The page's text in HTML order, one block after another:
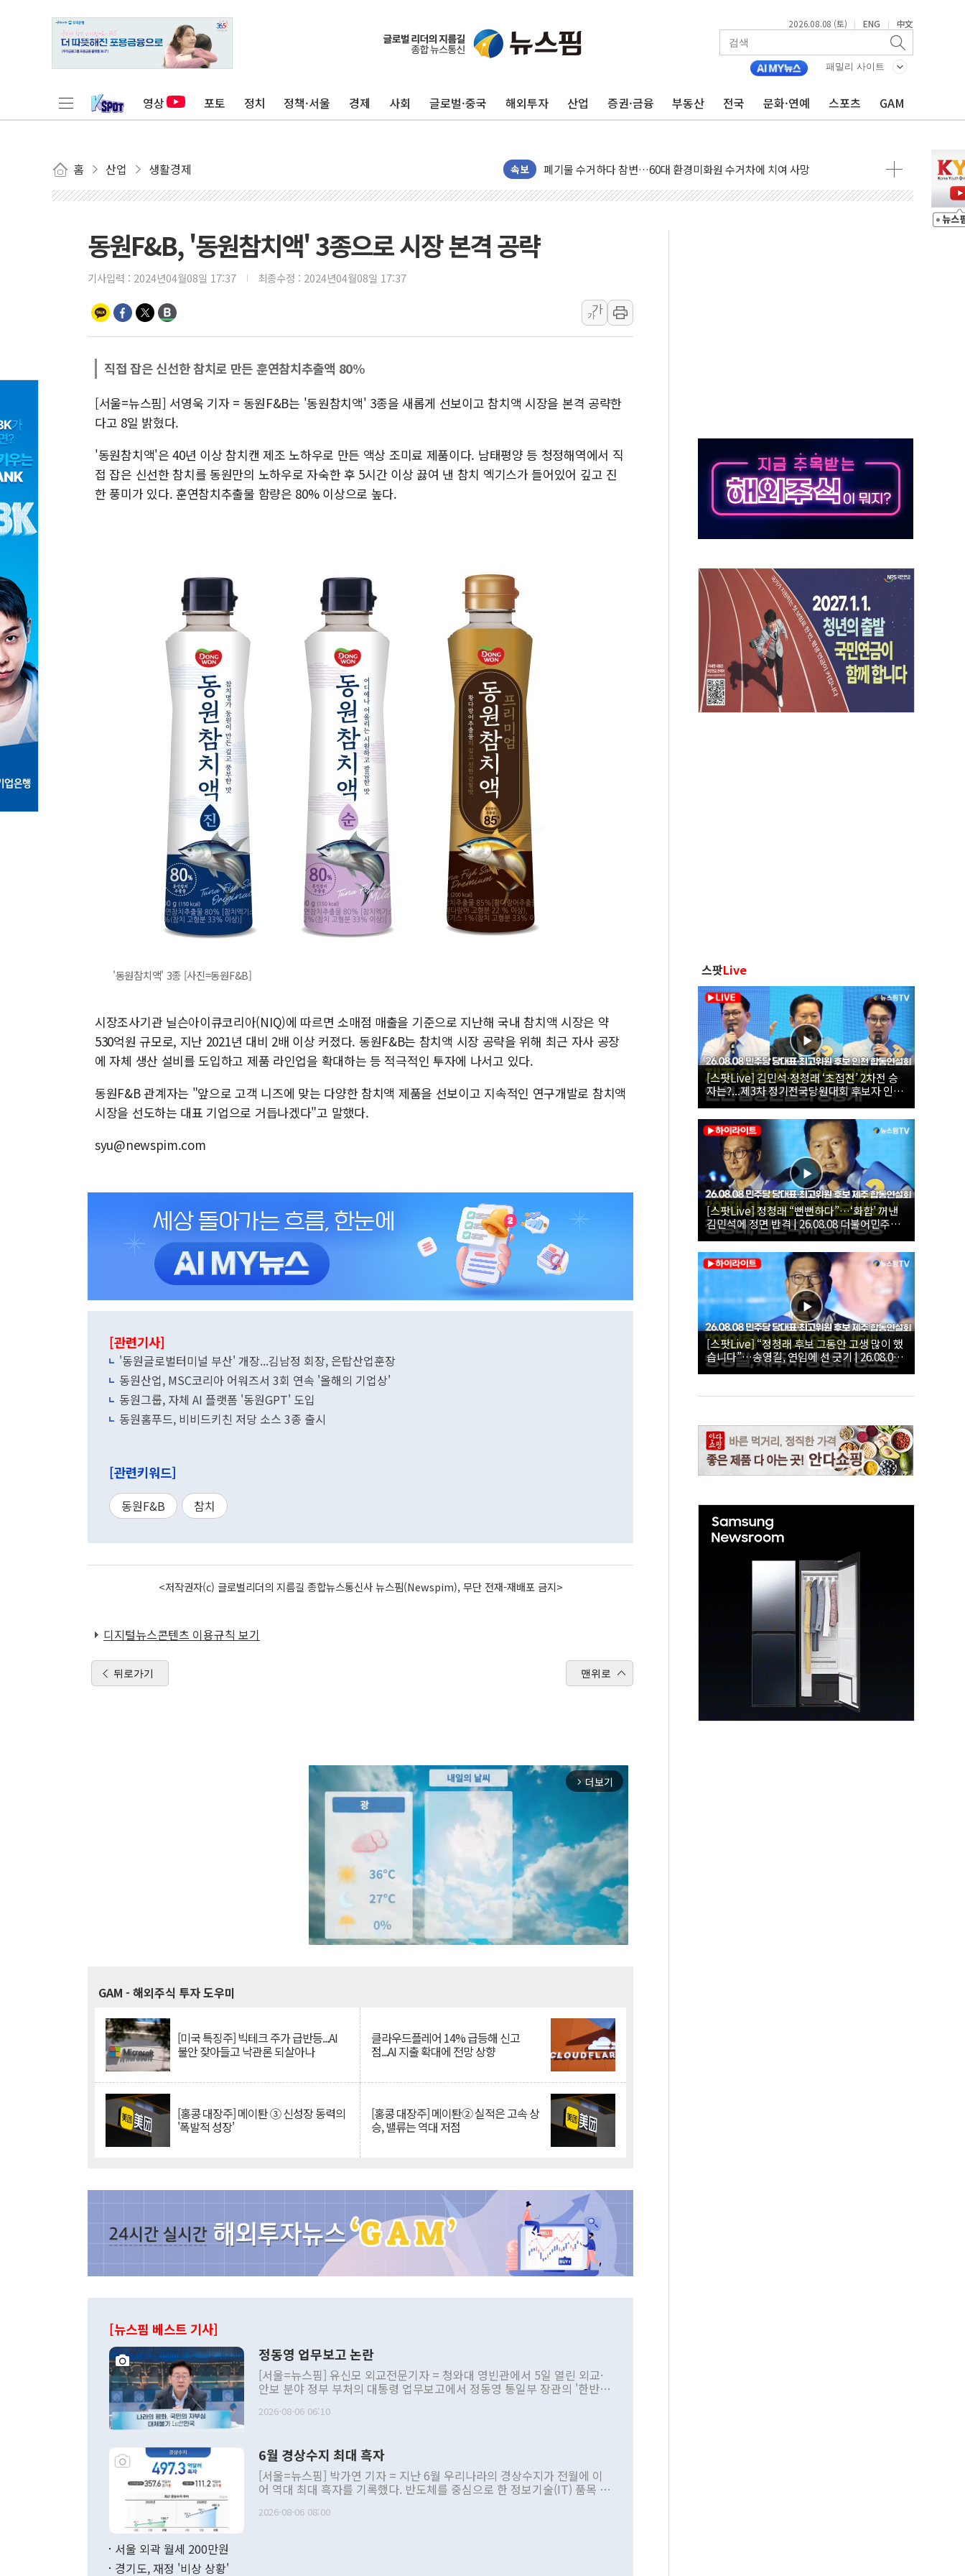
2026.08.08 (토) | ENG | 中文
패밀리 사이트
영상 포토 정치 정책·서울 경제 사회 글로벌·중국 해외투자 산업 증권·금융 부동산 전국 문화·연예 스포츠 GAM
홈 산업 생활경제 속보
美, 이란전 출구전략 만지작…공습 한계·탄약 부족 현실화
폐기물 수거하다 참변…60대 환경미화원 수거차에 치여 사망
서울 중랑구 주택가서 흉기 난동…60대 남성 2명 숨져
여수 오동도 인근 해상서 모터보트 전복…1명 사망·1명 실종
인천서 말다툼 중 어머니 흉기 살해 10대 아들 체포
'화합' 꺼낸 김민석에 '뻔뻔' 받아친 정청래…제주 연설서 신경전 고조
李대통령, ISA 개편 재검토 지시…與 "적극 환영"·野 "졸속 국정"
中 전방위 아파트 부양, 수도 베이징도 부동산 규제 철폐
동해시, 11~14일 '별똥별 멍' 운영…페르세우스 유성우 관측
강원 중·남부 동해안 시간당 50mm 이상 폭우…호우경보 발효
청양 밭에서 일하던 90대 숨져…온열질환 여부 조사
폭염에 車 운전면허 기능시험 오전 집중 편성…체감온도 38도 넘으면 중단
李대통령, 'ISA·주가누르기 방지법' 전면 재검토 지시
동원F&B, '동원참치액' 3종으로 시장 본격 공략
기사입력 : 2024년04월08일 17:37 최종수정 : 2024년04월08일 17:37
가
가
직접 잡은 신선한 참치로 만든 훈연참치추출액 80%
[서울=뉴스핌] 서영욱 기자 = 동원F&B는 '동원참치액' 3종을 새롭게 선보이고 참치액 시장을 본격 공략한
다고 8일 밝혔다.
'동원참치액'은 40년 이상 참치캔 제조 노하우로 만든 액상 조미료 제품이다. 남태평양 등 청정해역에서 직
접 잡은 신선한 참치를 동원만의 노하우로 자숙한 후 5시간 이상 끓여 낸 참치 엑기스가 들어있어 깊고 진
한 풍미가 있다. 훈연참치추출물 함량은 80% 이상으로 높다.
'동원참치액' 3종 [사진=동원F&B]
시장조사기관 닐슨아이큐코리아(NIQ)에 따르면 소매점 매출을 기준으로 지난해 국내 참치액 시장은 약
530억원 규모로, 지난 2021년 대비 2배 이상 커졌다. 동원F&B는 참치액 시장 공략을 위해 최근 자사 공장
에 자체 생산 설비를 도입하고 제품 라인업을 확대하는 등 적극적인 투자에 나서고 있다.
동원F&B 관계자는 "앞으로 고객 니즈에 맞는 다양한 참치액 제품을 선보이고 지속적인 연구개발로 참치액
시장을 선도하는 대표 기업으로 거듭나겠다"고 말했다.
syu@newspim.com
[관련기사]
'동원글로벌터미널 부산' 개장...김남정 회장, 은탑산업훈장
동원산업, MSC코리아 어워즈서 3회 연속 '올해의 기업상'
동원그룹, 자체 AI 플랫폼 '동원GPT' 도입
동원홈푸드, 비비드키친 저당 소스 3종 출시
[관련키워드]
동원F&B 참치
<저작권자(c) 글로벌리더의 지름길 종합뉴스통신사 뉴스핌(Newspim), 무단 전재-재배포 금지>
디지털뉴스콘텐츠 이용규칙 보기
뒤로가기 맨위로
arrow_forward_ios 더보기
GAM - 해외주식 투자 도우미
[미국 특징주] 빅테크 주가 급반등...AI
불안 잦아들고 낙관론 되살아나
클라우드플레어 14% 급등해 신고
점...AI 지출 확대에 전망 상향
[홍콩 대장주] 메이퇀 ③ 신성장 동력의
'폭발적 성장'
[홍콩 대장주] 메이퇀② 실적은 고속 상
승, 밸류는 역대 저점
[뉴스핌 베스트 기사]
정동영 업무보고 논란
[서울=뉴스핌] 유신모 외교전문기자 = 청와대 영빈관에서 5일 열린 외교·
안보 분야 정부 부처의 대통령 업무보고에서 정동영 통일부 장관의 '한반도
발언 중에는 정부 내 조율을 거치지 않은 사안을 정책으로 추진하겠다고 공
주의적 희망에 근거한 비현실적 구상'이라는 비판을 내놨다. 그동안 정 장
관의 대북 정책 관련 발언이 물의를 빚은 적은 여러 번 있지만 대통령과 유
관 부처 장관이 공개적으로 부정적 입장을 표명한 것은 이례적이다. 정 장
관의 무리한 대북 접근법과 월권을 제어해야 한다는 목소리도 높아지고 있
다. [정동영 통일부 장관이 지난달 23일 오후 서울 종로구 정부서울청사에
2026-08-06 06:10
6월 경상수지 최대 흑자
[서울=뉴스핌] 박가연 기자 = 지난 6월 우리나라의 경상수지가 전월에 이
어 역대 최대 흑자를 기록했다. 반도체를 중심으로 한 정보기술(IT) 품목 수
료=한국은행] 한국은행이 6일 발표한 '2026년 6월 국제수지(잠정)'에 따르
2026-08-06 08:00
서울 외곽 월세 200만원
경기도, 재정 '비상 상황'
스팟Live
[스팟Live] 김민석·정청래 ‘초접전’ 2차전 승
자는?...제3차 정기전국당원대회 후보자 인천
합동연설회 생중계 | 26.08.08
[스팟Live] 정청래 “뻔뻔하다”…‘화합’ 꺼낸
김민석에 정면 반격 | 26.08.08 더불어민주당
당대표·최고위원 후보 제주 합동연설회
[스팟Live] “정청래 후보 그동안 고생 많이 했
습니다”…송영길, 연임에 선 긋기 | 26.08.08
더불어민주당 당대표·최고위원 후보 제주 합